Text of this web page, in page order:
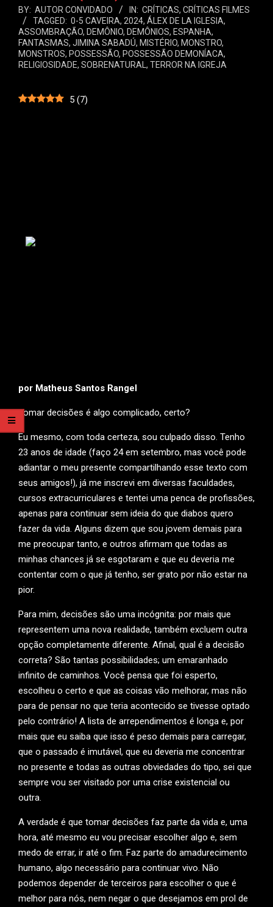
BY: AUTOR CONVIDADO IN: CRÍTICAS, CRÍTICAS FILMES
TAGGED: 0-5 CAVEIRA, 2024, ÁLEX DE LA IGLESIA,
ASSOMBRAÇÃO, DEMÔNIO, DEMÔNIOS, ESPANHA,
FANTASMAS, JIMINA SABADÚ, MISTÉRIO, MONSTRO,
MONSTROS, POSSESSÃO, POSSESSÃO DEMONÍACA,
RELIGIOSIDADE, SOBRENATURAL, TERROR NA IGREJA
5 (7)
por Matheus Santos Rangel
Tomar decisões é algo complicado, certo?
Eu mesmo, com toda certeza, sou culpado disso. Tenho
23 anos de idade (faço 24 em setembro, mas você pode
adiantar o meu presente compartilhando esse texto com
seus amigos!), já me inscrevi em diversas faculdades,
cursos extracurriculares e tentei uma penca de profissões,
apenas para continuar sem ideia do que diabos quero
fazer da vida. Alguns dizem que sou jovem demais para
me preocupar tanto, e outros afirmam que todas as
minhas chances já se esgotaram e que eu deveria me
contentar com o que já tenho, ser grato por não estar na
pior.
Para mim, decisões são uma incógnita: por mais que
representem uma nova realidade, também excluem outra
opção completamente diferente. Afinal, qual é a decisão
correta? São tantas possibilidades; um emaranhado
infinito de caminhos. Você pensa que foi esperto,
escolheu o certo e que as coisas vão melhorar, mas não
para de pensar no que teria acontecido se tivesse optado
pelo contrário! A lista de arrependimentos é longa e, por
mais que eu saiba que isso é peso demais para carregar,
que o passado é imutável, que eu deveria me concentrar
no presente e todas as outras obviedades do tipo, sei que
sempre vou ser visitado por uma crise existencial ou
outra.
A verdade é que tomar decisões faz parte da vida e, uma
hora, até mesmo eu vou precisar escolher algo e, sem
medo de errar, ir até o fim. Faz parte do amadurecimento
humano, algo necessário para continuar vivo. Não
podemos depender de terceiros para escolher o que é
melhor para nós, nem negar o que desejamos em prol de